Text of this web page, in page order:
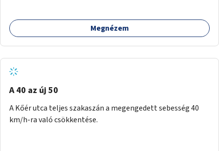
szintű növényzettel, öntözőrendszerrel, esetleg
valamilyen vizes attrakcióval ami végfut mind az 500m-en.
Megnézem
A 40 az új 50
A Kőér utca teljes szakaszán a megengedett sebesség 40
km/h-ra való csökkentése.